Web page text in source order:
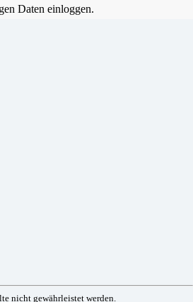
Daten einloggen.
nicht gewährleistet werden.